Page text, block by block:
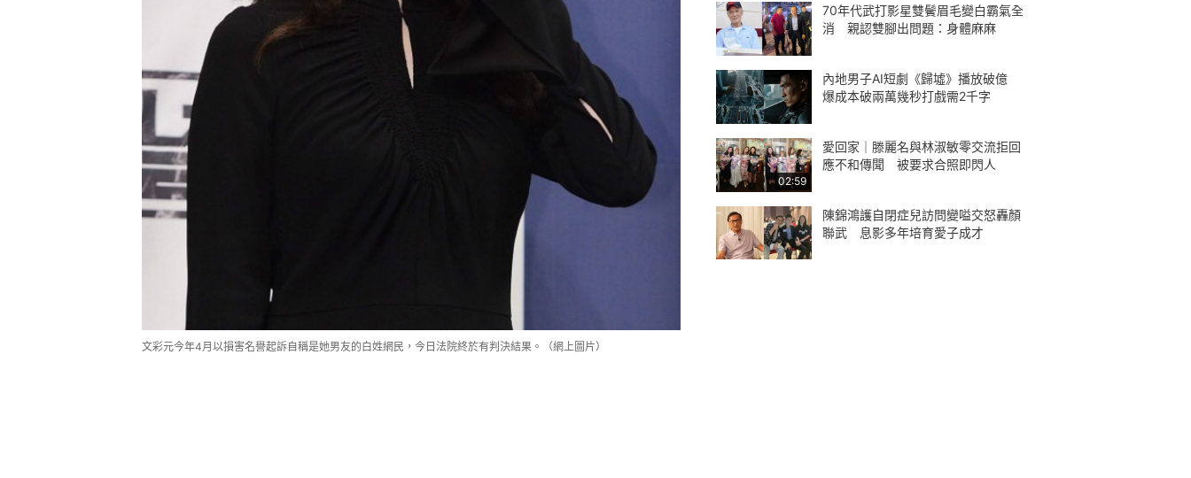
文彩元今年4月以損害名譽起訴自稱是她男友的白姓網民，今日法院終於有判決結果。（網上圖片）
70年代武打影星雙鬢眉毛變白霸氣全
消 親認雙腳出問題：身體麻麻
內地男子AI短劇《歸墟》播放破億
爆成本破兩萬幾秒打戲需2千字
02:59
愛回家｜滕麗名與林淑敏零交流拒回
應不和傳聞 被要求合照即閃人
陳錦鴻護自閉症兒訪問變嗌交怒轟顏
聯武 息影多年培育愛子成才